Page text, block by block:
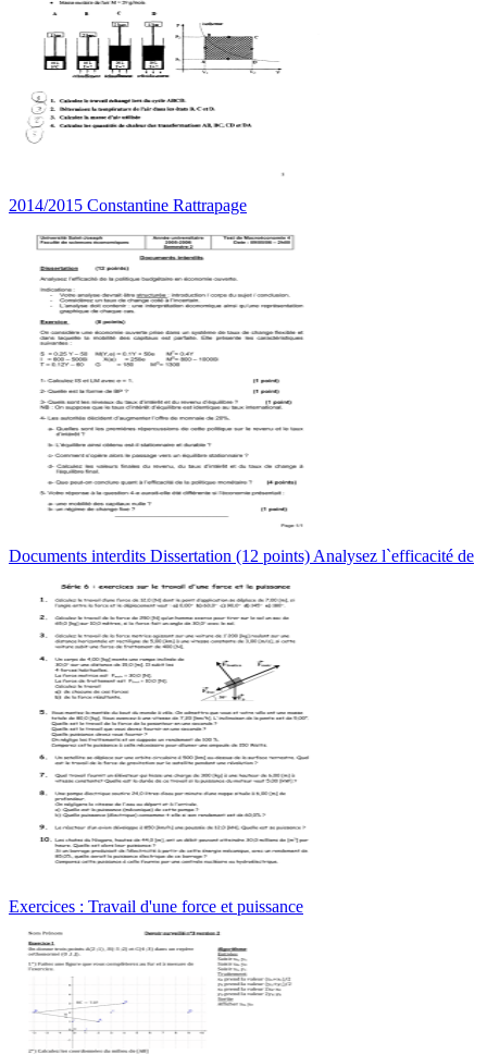
2014/2015 Constantine Rattrapage
Documents interdits Dissertation (12 points) Analysez l`efficacité de
Exercices : Travail d'une force et puissance